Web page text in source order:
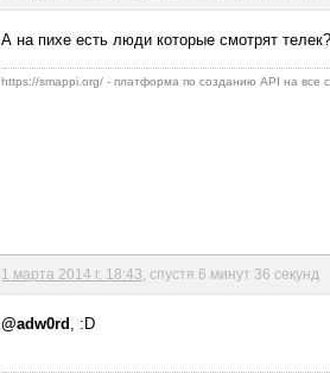
А на пихе есть люди которые смотрят
https://smappi.org/ - платформа по созданию API на все
1 марта 2014 г. 18:43 , спустя 6 минут 36 секунд
@adw0rd , :D